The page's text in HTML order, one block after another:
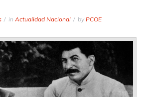
in Actualidad Nacional by PCOE